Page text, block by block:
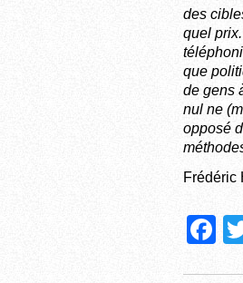
des
quel
que
de gens
nul ne
opposé
Frédéric
F